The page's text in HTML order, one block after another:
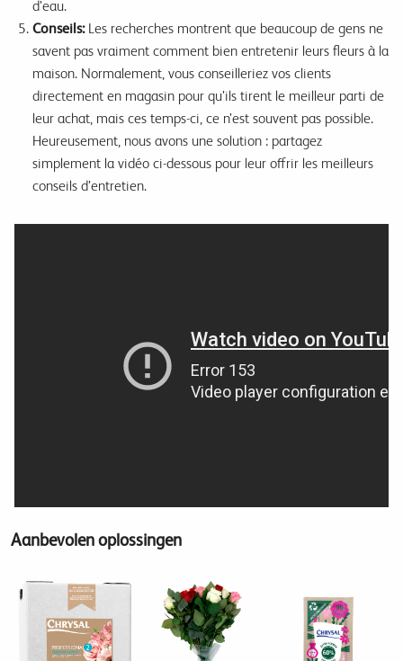
d’eau.
Conseils:Les recherches montrent que beaucoup de gens ne
savent pas vraiment comment bien entretenir leurs fleurs à la
maison. Normalement, vous conseilleriez vos clients
directement en magasin pour qu’ils tirent le meilleur parti de
leur achat, mais ces temps-ci, ce n’est souvent pas possible.
Heureusement, nous avons une solution : partagez
simplement la vidéo ci-dessous pour leur offrir les meilleurs
conseils d’entretien.
Aanbevolen oplossingen